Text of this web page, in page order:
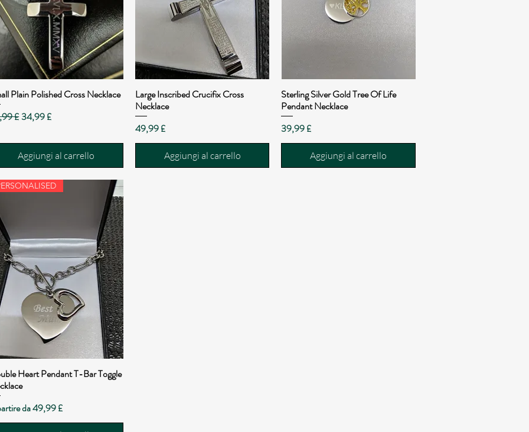
Vista rapida
Plain Polished Cross Necklace
regolare
£Prezzo scontato
34,99 £
Aggiungi al carrello
Vista rapida
Large Inscribed Crucifix Cross
Necklace
Prezzo
49,99 £
Aggiungi al carrello
Vista rapida
Sterling Silver Gold Tree Of Life
Pendant Necklace
Prezzo
39,99 £
Aggiungi al carrello
Vista rapida
Heart Pendant T-Bar Toggle
da49,99 £
scontato